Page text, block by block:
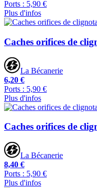
Ports : 5,90 €
Plus d'infos
Caches orifices de
La Bécanerie
6,20 €
Ports : 5,90 €
Plus d'infos
Caches orifices de
La Bécanerie
8,40 €
Ports : 5,90 €
Plus d'infos